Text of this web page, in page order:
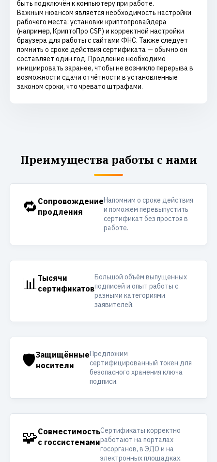
быть подключён к компьютеру при работе.
Важным нюансом является необходимость настройки
рабочего места: установки криптопровайдера
(например, КриптоПро CSP) и корректной настройки
браузера для работы с сайтами ФНС. Также следует
помнить о сроке действия сертификата — обычно он
составляет один год. Продление необходимо
инициировать заранее, чтобы не возникло перерыва в
возможности сдачи отчётности в установленные
законом сроки, что чревато штрафами.
Преимущества работы с нами
🔁 Сопровождение
продления
Напомним о сроке действия
и поможем перевыпустить
сертификат без простоя в
работе.
📊 Тысячи
сертификатов
Большой объём выпущенных
подписей и опыт работы с
разными категориями
заявителей.
🛡️Защищённые
носители
Предложим
сертифицированный токен для
безопасного хранения ключа
подписи.
🧩Совместимость
с госсистемами
Сертификаты корректно
работают на порталах
госорганов, в ЭДО и на
электронных площадках.